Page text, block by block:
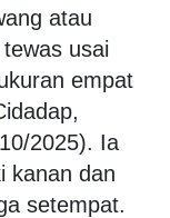
atau
usai
empat
2025). Ia
kanan dan
setempat.